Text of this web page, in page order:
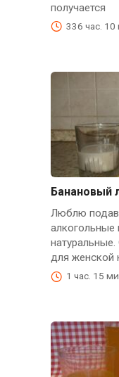
получается
336 час. 10
Банановый
Люблю
алкогольные
для женской
1 час. 15